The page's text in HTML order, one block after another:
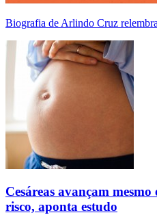
Biografia de Arlindo Cruz
Cesáreas avançam mesmo
risco, aponta estudo